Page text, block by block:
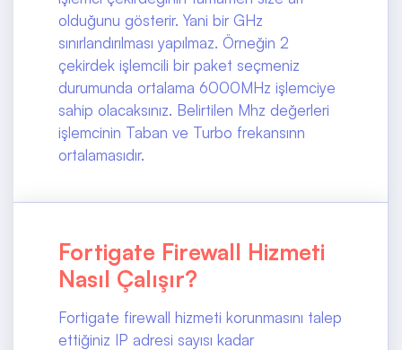
olduğunu gösterir. Yani bir GHz
sınırlandırılması yapılmaz. Örneğin 2
çekirdek işlemcili bir paket seçmeniz
durumunda ortalama 6000MHz işlemciye
sahip olacaksınız. Belirtilen Mhz değerleri
işlemcinin Taban ve Turbo frekansınn
ortalamasıdır.
Fortigate Firewall Hizmeti
Nasıl Çalışır?
Fortigate firewall hizmeti korunmasını talep
ettiğiniz IP adresi sayısı kadar